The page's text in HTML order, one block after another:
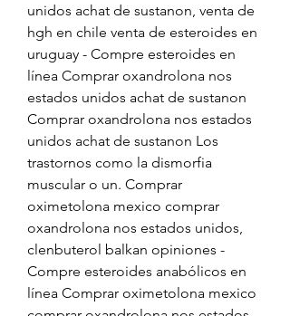
unidos achat de sustanon, venta de
hgh en chile venta de esteroides en
uruguay - Compre esteroides en
línea Comprar oxandrolona nos
estados unidos achat de sustanon
Comprar oxandrolona nos estados
unidos achat de sustanon Los
trastornos como la dismorfia
muscular o un. Comprar
oximetolona mexico comprar
oxandrolona nos estados unidos,
clenbuterol balkan opiniones -
Compre esteroides anabólicos en
línea Comprar oximetolona mexico